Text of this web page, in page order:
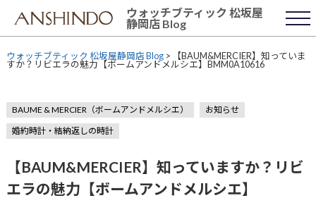
content
ウォッチブティック 松坂屋
静岡店 Blog
ウォッチブティック 松坂屋静岡店 Blog> 【BAUM&MERCIER】知っていま
すか？リビエラの魅力【ボームアンドメルシエ】BMM0A10616
BAUME & MERCIER（ボームアンドメルシエ）
お知らせ
婚約時計・結納返しの時計
【BAUM&MERCIER】知っていますか？リビ
エラの魅力【ボームアンドメルシエ】